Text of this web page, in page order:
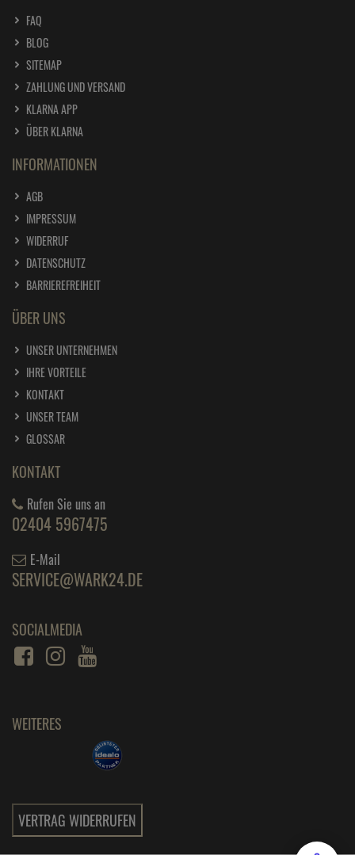
FAQ
BLOG
SITEMAP
ZAHLUNG UND VERSAND
KLARNA APP
ÜBER KLARNA
INFORMATIONEN
AGB
IMPRESSUM
WIDERRUF
DATENSCHUTZ
BARRIEREFREIHEIT
ÜBER UNS
UNSER UNTERNEHMEN
IHRE VORTEILE
KONTAKT
UNSER TEAM
GLOSSAR
KONTAKT
Rufen Sie uns an
02404 5967475
E-Mail
SERVICE@WARK24.DE
SOCIALMEDIA
WEITERES
VERTRAG WIDERRUFEN